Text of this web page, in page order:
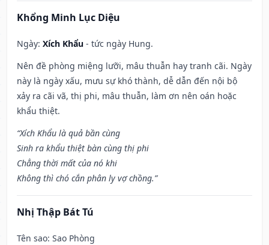
Khổng Minh Lục Diệu
Ngày: Xích Khẩu - tức ngày Hung.
Nên đề phòng miệng lưỡi, mâu thuẫn hay tranh cãi. Ngày
này là ngày xấu, mưu sự khó thành, dễ dẫn đến nội bộ
xảy ra cãi vã, thị phi, mâu thuẫn, làm ơn nên oán hoặc
khẩu thiệt.
“Xích Khẩu là quả bần cùng
Sinh ra khẩu thiệt bàn cùng thị phi
Chẳng thời mất của nó khi
Không thì chó cắn phân ly vợ chồng.”
Nhị Thập Bát Tú
Tên sao: Sao Phòng